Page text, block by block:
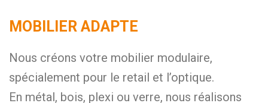
MOBILIER ADAPTE
Nous créons votre mobilier modulaire,
spécialement pour le retail et l’optique.
En métal, bois, plexi ou verre, nous réalisons